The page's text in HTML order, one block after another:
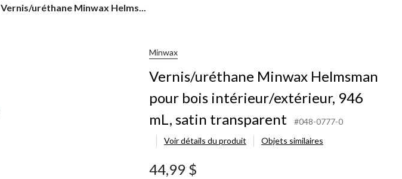
Vernis/uréthane
Vernis/uréthane Minwax Helms...
Minwax
Vernis/uréthane Minwax Helmsman
pour bois intérieur/extérieur, 946
mL, satin transparent
#048-0777-0
Voir détails du produit
Objets similaires
44,99 $